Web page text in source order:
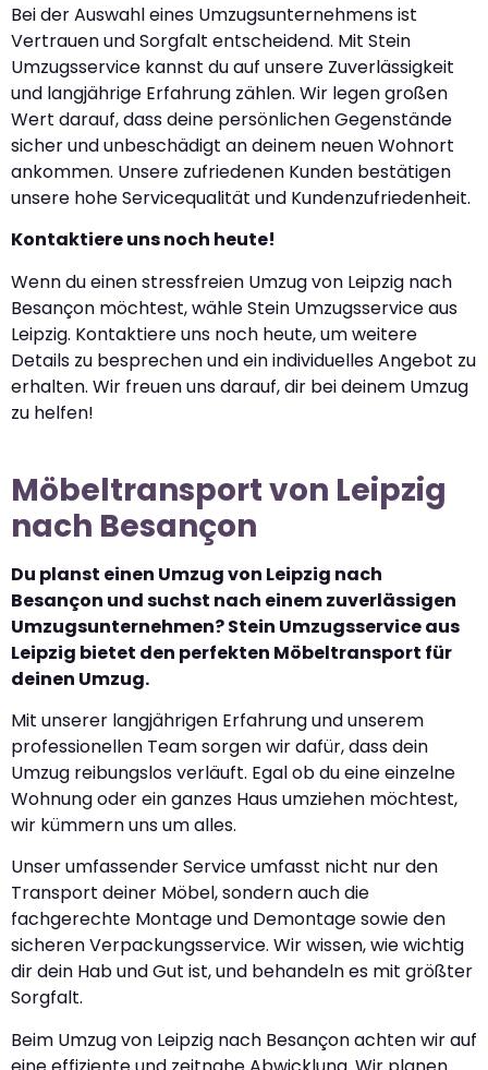
Bei der Auswahl eines Umzugsunternehmens ist
Vertrauen und Sorgfalt entscheidend. Mit Stein
Umzugsservice kannst du auf unsere Zuverlässigkeit
und langjährige Erfahrung zählen. Wir legen großen
Wert darauf, dass deine persönlichen Gegenstände
sicher und unbeschädigt an deinem neuen Wohnort
ankommen. Unsere zufriedenen Kunden bestätigen
unsere hohe Servicequalität und Kundenzufriedenheit.
Kontaktiere uns noch heute!
Wenn du einen stressfreien Umzug von Leipzig nach
Besançon möchtest, wähle Stein Umzugsservice aus
Leipzig. Kontaktiere uns noch heute, um weitere
Details zu besprechen und ein individuelles Angebot zu
erhalten. Wir freuen uns darauf, dir bei deinem Umzug
zu helfen!
Möbeltransport von Leipzig
nach Besançon
Du planst einen Umzug von Leipzig nach
Besançon und suchst nach einem zuverlässigen
Umzugsunternehmen? Stein Umzugsservice aus
Leipzig bietet den perfekten Möbeltransport für
deinen Umzug.
Mit unserer langjährigen Erfahrung und unserem
professionellen Team sorgen wir dafür, dass dein
Umzug reibungslos verläuft. Egal ob du eine einzelne
Wohnung oder ein ganzes Haus umziehen möchtest,
wir kümmern uns um alles.
Unser umfassender Service umfasst nicht nur den
Transport deiner Möbel, sondern auch die
fachgerechte Montage und Demontage sowie den
sicheren Verpackungsservice. Wir wissen, wie wichtig
dir dein Hab und Gut ist, und behandeln es mit größter
Sorgfalt.
Beim Umzug von Leipzig nach Besançon achten wir auf